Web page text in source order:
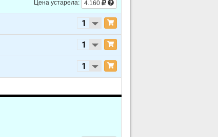
V6 3.6L
L4 2.4L
Цена устарела:
4.160